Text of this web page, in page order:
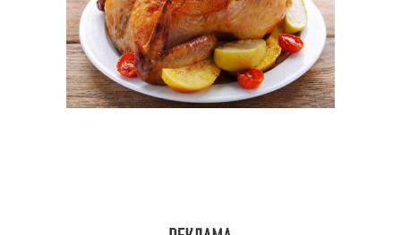
Рецепты с пошаговым
фото
Минуты по пошаговому
рецепту